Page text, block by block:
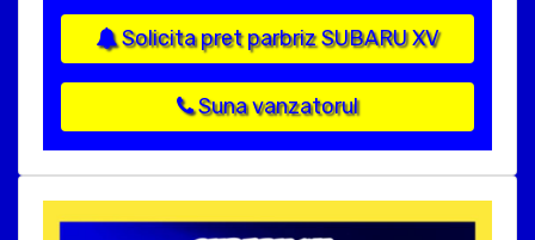
Solicita pret parbriz SUBARU XV
Suna vanzatorul